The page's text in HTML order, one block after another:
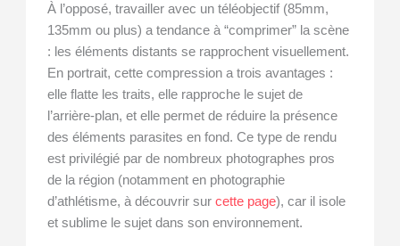
À l’opposé, travailler avec un téléobjectif (85mm,
135mm ou plus) a tendance à “comprimer” la scène
: les éléments distants se rapprochent visuellement.
En portrait, cette compression a trois avantages :
elle flatte les traits, elle rapproche le sujet de
l’arrière-plan, et elle permet de réduire la présence
des éléments parasites en fond. Ce type de rendu
est privilégié par de nombreux photographes pros
de la région (notamment en photographie
d’athlétisme, à découvrir surcette page), car il isole
et sublime le sujet dans son environnement.